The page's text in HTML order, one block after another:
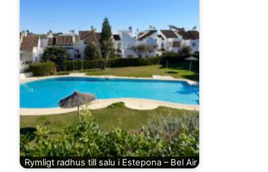
Rymligt radhus till salu i Estepona – Bel Air